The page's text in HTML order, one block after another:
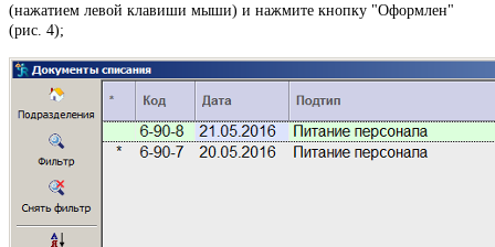
(нажатием левой клавиши мыши) и нажмите кнопку "Оформлен"
(рис. 4);